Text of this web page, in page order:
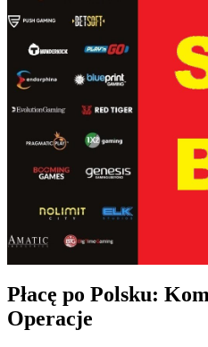
Płacę po Polsku:
Operacje